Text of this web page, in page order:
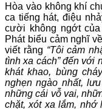
Hòa vào không khí
ca tiếng hát, điệu
cười không ngớt
Phát biểu cảm nghĩ
viết rằng “Tôi cảm
tình xa cách” đến với
khát khao, bùng
nghẹn ngào nhất,
những cái vỗ vai,
chặt, xót xa lắm, nhớ